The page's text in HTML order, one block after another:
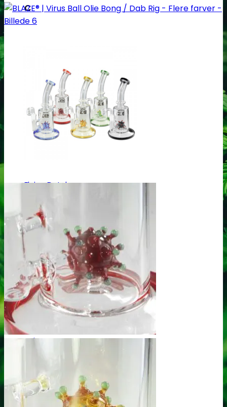
C
Dinafem
Dutch Passion
Flying Dutchmen
Genetik Seeds
Green House Seed Co.
H
Humboldt Seeds
Joint Doctor
Kannabia